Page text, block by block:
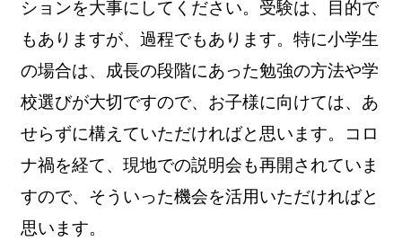
ションを大事にしてください。受験は、目的で
もありますが、過程でもあります。特に小学生
の場合は、成長の段階にあった勉強の方法や学
校選びが大切ですので、お子様に向けては、あ
せらずに構えていただければと思います。コロ
ナ禍を経て、現地での説明会も再開されていま
すので、そういった機会を活用いただければと
思います。